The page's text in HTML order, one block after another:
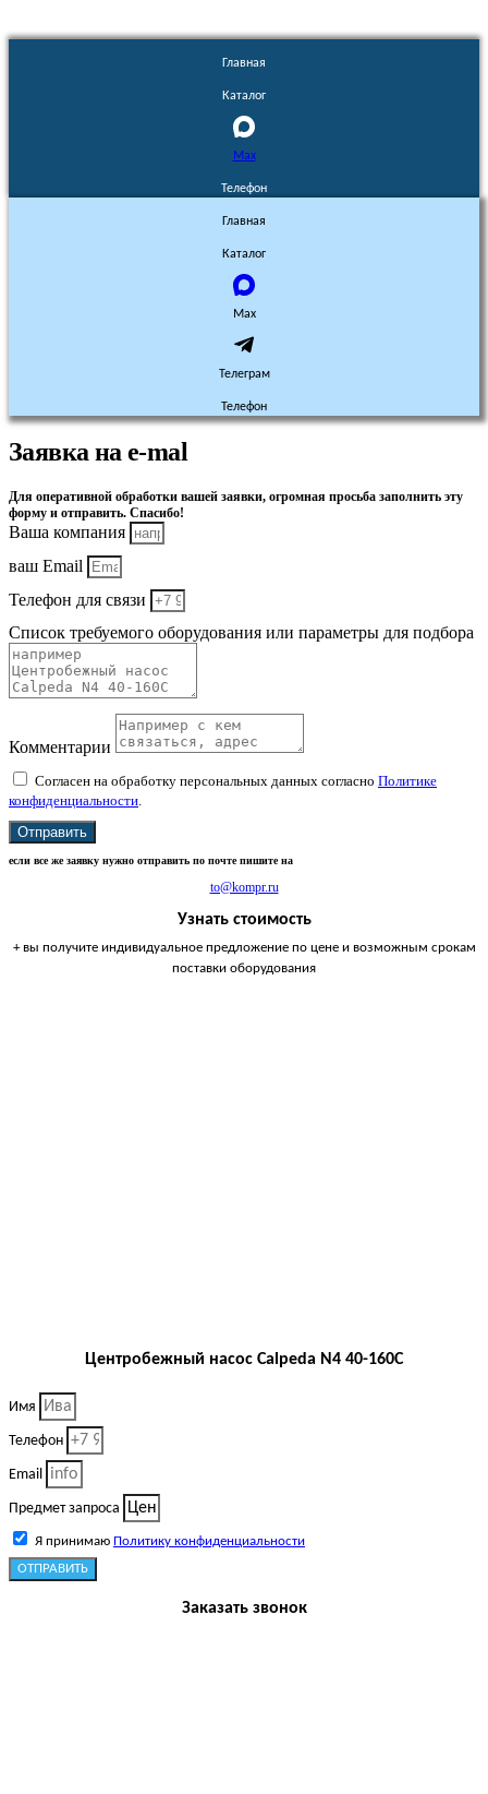
Главная
Каталог
Max
Телефон
Главная
Каталог
Max
Телеграм
Телефон
Заявка на e-mal
Для оперативной обработки вашей заявки, огромная просьба заполнить эту
форму и отправить. Спасибо!
Ваша компания
ваш Email
Телефон для связи
Список требуемого оборудования или параметры для подбора
Комментарии
Согласен на обработку персональных данных согласно Политике
конфиденциальности.
Отправить
если все же заявку нужно отправить по почте пишите на
to@kompr.ru
Узнать стоимость
+ вы получите индивидуальное предложение по цене и возможным срокам
поставки оборудования
Центробежный насос Calpeda N4 40-160C
Имя
Телефон
Email
Предмет запроса
Я принимаю Политику конфиденциальности
ОТПРАВИТЬ
Заказать звонок